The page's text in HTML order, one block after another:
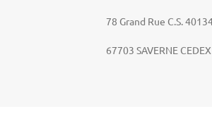
78 Grand Rue C.S.
67703 SAVERNE CEDEX